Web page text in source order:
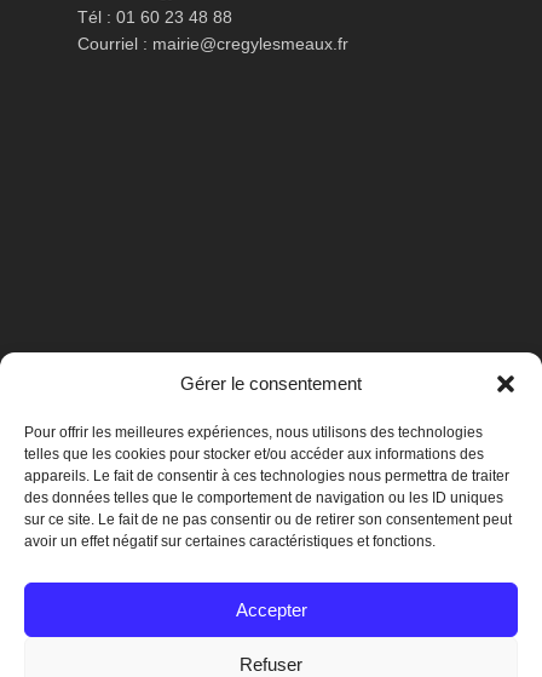
Gérer le consentement
Pour offrir les meilleures expériences, nous utilisons des technologies
telles que les cookies pour stocker et/ou accéder aux informations des
appareils. Le fait de consentir à ces technologies nous permettra de traiter
des données telles que le comportement de navigation ou les ID uniques
sur ce site. Le fait de ne pas consentir ou de retirer son consentement peut
avoir un effet négatif sur certaines caractéristiques et fonctions.
Accepter
Refuser
Tél : 01 60 23 48 88
Courriel : mairie@cregylesmeaux.fr
Mentions légales